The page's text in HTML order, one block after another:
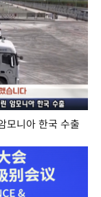
모니아 한국 수출